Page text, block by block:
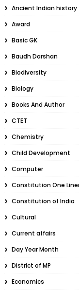
Ancient Indian history
Award
Basic GK
Baudh Darshan
Biodiversity
Biology
Books And Author
CTET
Chemistry
Child Development
Computer
Constitution One
Constitution of India
Cultural
Current affairs
Day Year Month
District of MP
Economics